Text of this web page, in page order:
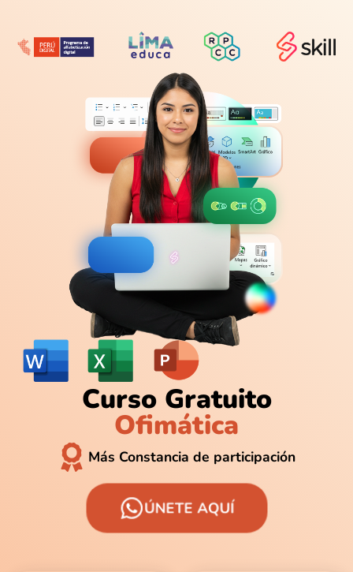
Curso Gratuito
Ofimática
Más Constancia de participación
ÚNETE AQUÍ